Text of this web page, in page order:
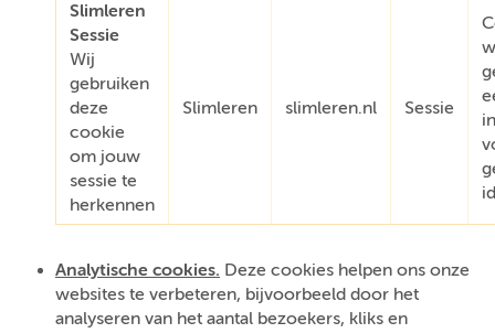
Slimleren
Sessie
Wij
gebruiken
deze
cookie
om jouw
sessie te
herkennen
Slimleren slimleren.nl Sessie
Analytische cookies. Deze cookies helpen ons onze
websites te verbeteren, bijvoorbeeld door het
analyseren van het aantal bezoekers, kliks en